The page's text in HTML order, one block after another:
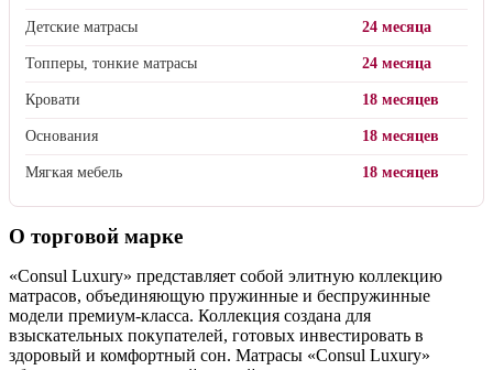
Детские матрасы 24 месяца
Топперы, тонкие матрасы 24 месяца
Кровати 18 месяцев
Основания 18 месяцев
Мягкая мебель 18 месяцев
О торговой марке
«Consul Luxury» представляет собой элитную коллекцию
матрасов, объединяющую пружинные и беспружинные
модели премиум-класса. Коллекция создана для
взыскательных покупателей, готовых инвестировать в
здоровый и комфортный сон. Матрасы «Consul Luxury»